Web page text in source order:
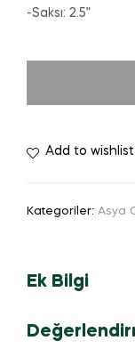
-Saksı: 2.5”
Add to wishlist
Kategoriler: Asya
Ek Bilgi